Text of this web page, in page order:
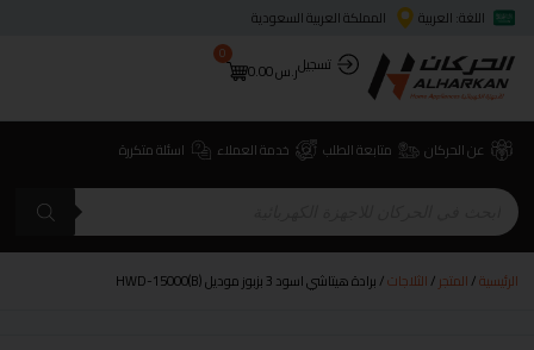
اللغة: العربية
المملكة العربية السعودية
تسجيلر.س0.00
0
عن الحركان متابعة الطلب خدمة العملاء اسئلة متكررة
الرئيسية/المتجر/الثلاجات/ برادة هيتاشي اسود 3 بزبوز موديل HWD-15000(B)